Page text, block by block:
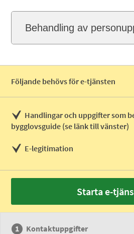
Behandling av
Följande behövs för e-tjänsten
Handlingar och uppgifter som
bygglovsguide (se länk till vänster)
E-legitimation
Starta e-
Kontaktuppgifter